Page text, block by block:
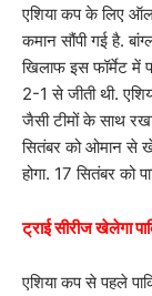
एशिया कप के लिए
कमान सौंपी गई है.
खिलाफ इस फॉर्मेट में
2-1 से जीती थी.
जैसी टीमों के साथ
सितंबर को ओमान से
होगा. 17 सितंबर को
ट्राई सीरीज खेलेगा
एशिया कप से पहले